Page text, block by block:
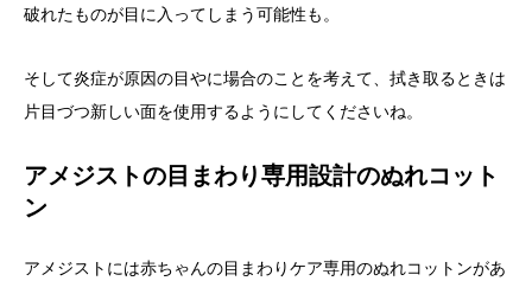
破れたものが目に入ってしまう可能性も。
そして炎症が原因の目やに場合のことを考えて、拭き取るときは
片目づつ新しい面を使用するようにしてくださいね。
アメジストの目まわり専用設計のぬれコット
ン
アメジストには赤ちゃんの目まわりケア専用のぬれコットンがあ